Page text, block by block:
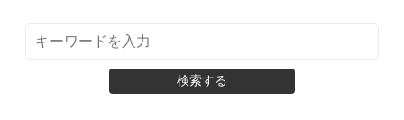
検索する